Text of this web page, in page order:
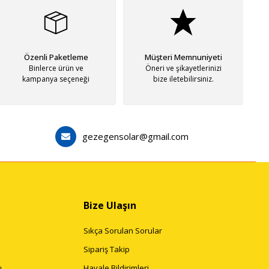
bir ürün yelpazesi sunar.
özel çözümler sunabilir. Eğer güneş enerjisine yatırım yapmayı
Özenli Paketleme
Binlerce ürün ve
kampanya seçeneği
Müşteri Memnuniyeti
Öneri ve şikayetlerinizi
bize iletebilirsiniz.
gezegensolar@gmail.com
Bize Ulaşın
Sıkça Sorulan Sorular
Sipariş Takip